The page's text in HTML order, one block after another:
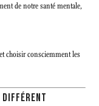
de notre santé mentale,
choisir consciemment les